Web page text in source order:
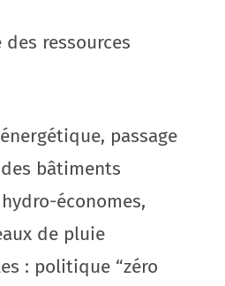
ressources
passage
bâtiments
économes,
de pluie
: politique “zéro